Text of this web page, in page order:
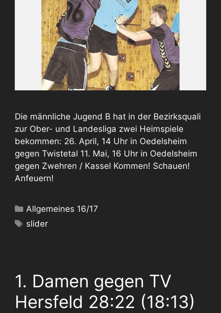
Die männliche Jugend B hat in der Bezirksquali
zur Ober- und Landesliga zwei Heimspiele
bekommen: 26. April, 14 Uhr in Oedelsheim
gegen Twistetal 11. Mai, 16 Uhr in Oedelsheim
gegen Zwehren / Kassel Kommen! Schauen!
Anfeuern!
Kategorien
Allgemeines 16/17
Schlagwörter
slider
1. Damen gegen TV
Hersfeld 28:22 (18:13)